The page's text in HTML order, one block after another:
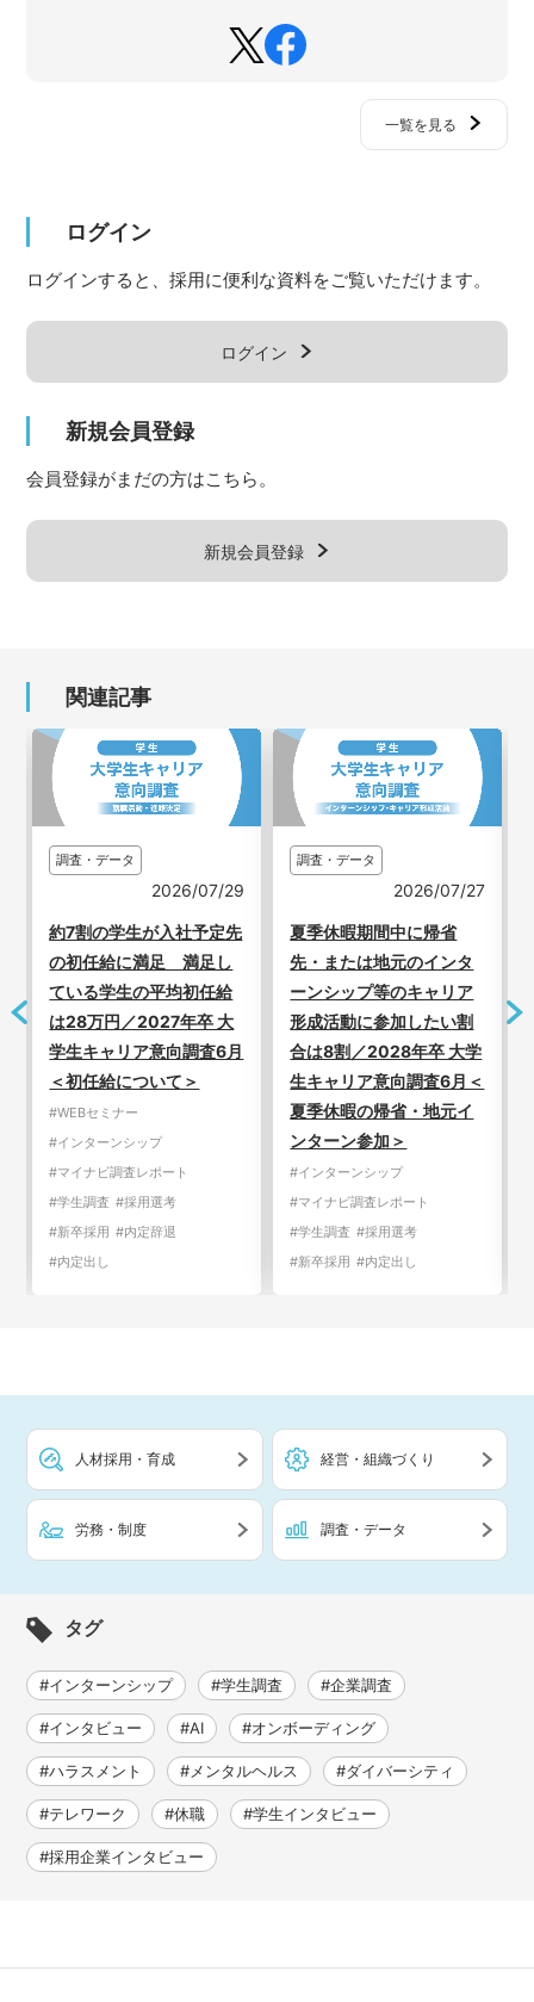
一覧を見る
ログイン
ログインすると、採用に便利な資料をご覧いただけます。
ログイン
新規会員登録
会員登録がまだの方はこちら。
新規会員登録
関連記事
調査・データ
2026/07/29
約7割の学生が入社予定先
の初任給に満足 満足し
ている学生の平均初任給
は28万円／2027年卒 大
学生キャリア意向調査6月
＜初任給について＞
#WEBセミナー
#インターンシップ
#マイナビ調査レポート
#学生調査 #採用選考
#新卒採用 #内定辞退
#内定出し
調査・データ
2026/07/27
夏季休暇期間中に帰省
先・または地元のインタ
ーンシップ等のキャリア
形成活動に参加したい割
合は8割／2028年卒 大学
生キャリア意向調査6月＜
夏季休暇の帰省・地元イ
ンターン参加＞
#インターンシップ
#マイナビ調査レポート
#学生調査 #採用選考
#新卒採用 #内定出し
人材採用・育成 経営・組織づくり
労務・制度 調査・データ
タグ
#インターンシップ #学生調査 #企業調査
#インタビュー #AI #オンボーディング
#ハラスメント #メンタルヘルス #ダイバーシティ
#テレワーク #休職 #学生インタビュー
#採用企業インタビュー